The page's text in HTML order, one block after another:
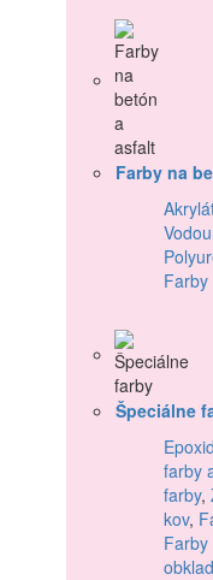
Farby na
Špeciálne
farby
farby,
kov,